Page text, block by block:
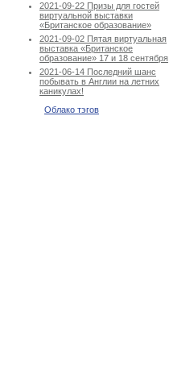
2021-09-22 Призы для гостей
виртуальной выставки
«Британское образование»
2021-09-02 Пятая виртуальная
выставка «Британское
образование» 17 и 18 сентября
2021-06-14 Последний шанс
побывать в Англии на летних
каникулах!
Облако тэгов